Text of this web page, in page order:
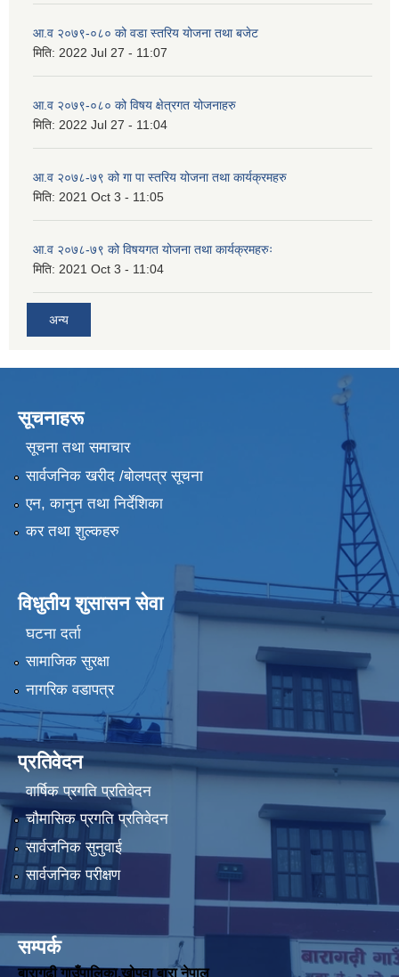
आ.व २०७९-०८० को वडा स्तरिय योजना तथा बजेट
मिति: 2022 Jul 27 - 11:07
आ.व २०७९-०८० को विषय क्षेत्रगत योजनाहरु
मिति: 2022 Jul 27 - 11:04
आ.व २०७८-७९ को गा पा स्तरिय योजना तथा कार्यक्रमहरु
मिति: 2021 Oct 3 - 11:05
आ.व २०७८-७९ को विषयगत योजना तथा कार्यक्रमहरुः
मिति: 2021 Oct 3 - 11:04
अन्य
सूचनाहरू
सूचना तथा समाचार
सार्वजनिक खरीद /बोलपत्र सूचना
एन, कानुन तथा निर्देशिका
कर तथा शुल्कहरु
विधुतीय शुसासन सेवा
घटना दर्ता
सामाजिक सुरक्षा
नागरिक वडापत्र
प्रतिवेदन
वार्षिक प्रगति प्रतिवेदन
चौमासिक प्रगति प्रतिवेदन
सार्वजनिक सुनुवाई
सार्वजनिक परीक्षण
सम्पर्क
बारागढ़ी गाउँपालिका,खोपवा बारा नेपाल